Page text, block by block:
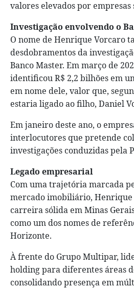
valores elevados por empresas
Investigação envolvendo o
O nome de Henrique Vorcaro
desdobramentos da
Banco Master. Em março de
identificou R$ 2,2 bilhões em
em nome dele, valor que,
estaria ligado ao filho, Daniel
Em janeiro deste ano, o
interlocutores que pretende
investigações conduzidas pela
Legado empresarial
Com uma trajetória marcada
mercado imobiliário,
carreira sólida em Minas
como um dos nomes de
Horizonte.
À frente do Grupo Multipar,
holding para diferentes áreas
consolidando presença em